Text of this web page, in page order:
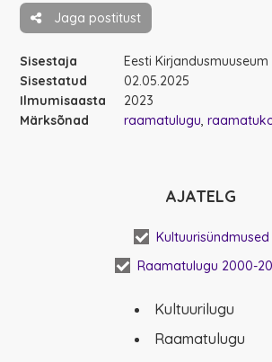
Eesti raamatukogunduse
arendamise
tegevusprogrammi. Ühing oli
sunnitud lõpetama tegevuse
1940. a.
ERÜ taasasutamine toimus 9.
Jaga postitust
Sisestaja
Eesti Kirjandusmuuseum
Sisestatud
02.05.2025
Ilmumisaasta
2023
Märksõnad
raamatulugu
AJATELG
Kultuurisündmused
Raamatulugu 2000-
Kultuurilugu
Raamatulugu